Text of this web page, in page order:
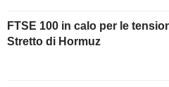
FTSE 100 in calo per le
Stretto di Hormuz